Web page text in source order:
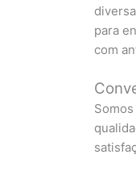
para
com